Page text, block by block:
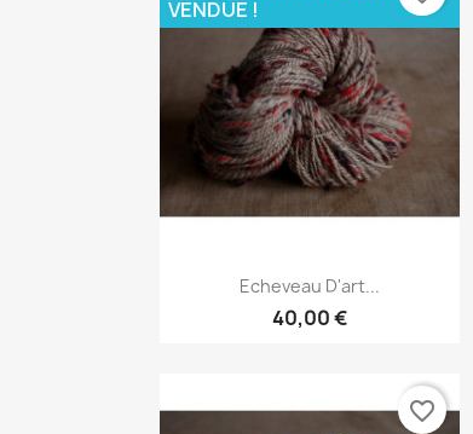
Aperçu rapide
Echeveau D'art...
40,00 €
VENDUE !
favorite_border